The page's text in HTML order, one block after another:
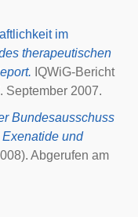
im
therapeutischen
IQWiG-Bericht
September 2007.
Bundesausschuss
und
Abgerufen am